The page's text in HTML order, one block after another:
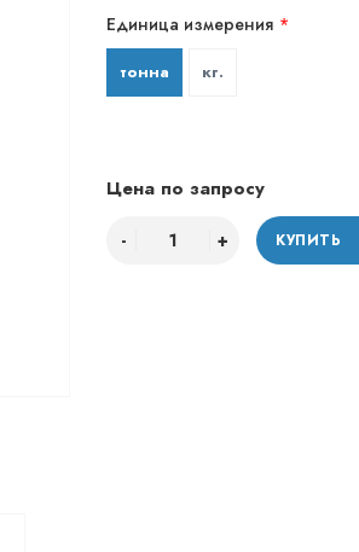
Единица измерения
тонна кг.
Цена по запросу
КУПИТЬ